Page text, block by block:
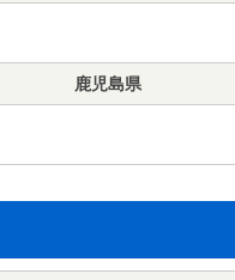
鹿児島県